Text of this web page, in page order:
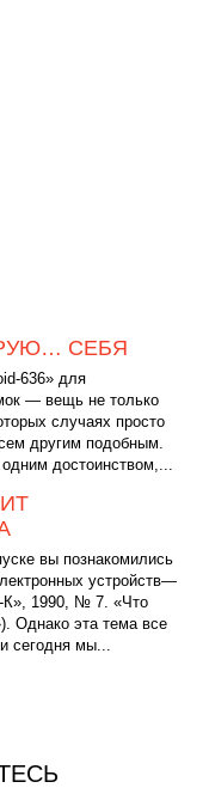
СЕБЯ
636» для
— вещь не только
случаях просто
другим подобным.
достоинством,...
вы познакомились
устройств—
К», 1990, № 7. «Что
Однако эта тема все
сегодня мы...